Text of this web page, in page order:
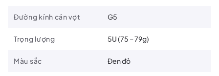
Đường kính cán vợt G5
Trọng lượng 5U (75 – 79g)
Màu sắc Đen đỏ